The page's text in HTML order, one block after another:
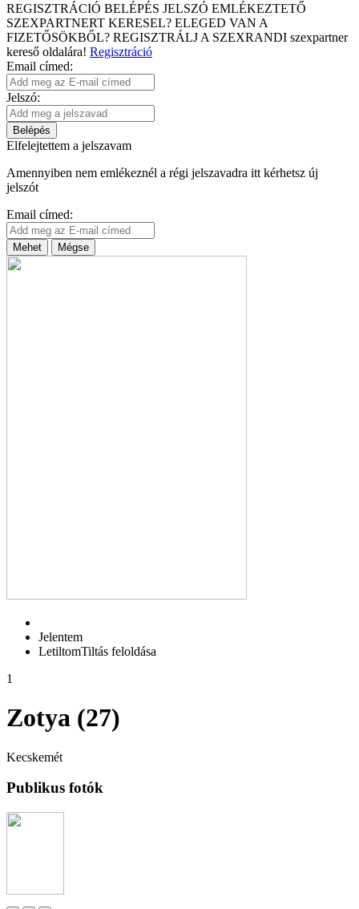
REGISZTRÁCIÓ BELÉPÉS JELSZÓ EMLÉKEZTETŐ
SZEXPARTNERT KERESEL? ELEGED VAN A
FIZETŐSÖKBŐL? REGISZTRÁLJ A SZEXRANDI szexpartner
kereső oldalára! Regisztráció
Email címed:
Jelszó:
Belépés
Elfelejtettem a jelszavam
Amennyiben nem emlékeznél a régi jelszavadra itt kérhetsz új
jelszót
Email címed:
Mehet Mégse
Jelentem
LetiltomTiltás feloldása
1
Zotya (27)
Kecskemét
Publikus fotók